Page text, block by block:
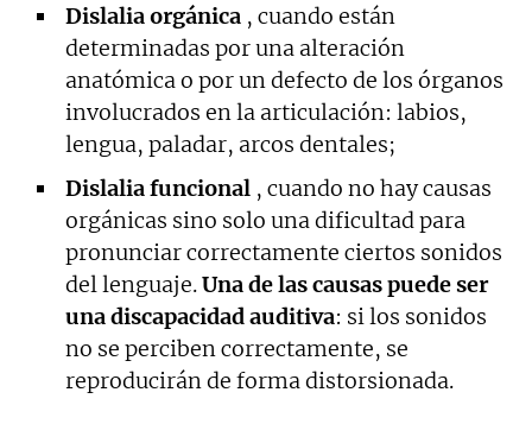
Dislalia orgánica , cuando están
determinadas por una alteración
anatómica o por un defecto de los órganos
involucrados en la articulación: labios,
lengua, paladar, arcos dentales;
Dislalia funcional , cuando no hay causas
orgánicas sino solo una dificultad para
pronunciar correctamente ciertos sonidos
del lenguaje.Una de las causas puede ser
una discapacidad auditiva: si los sonidos
no se perciben correctamente, se
reproducirán de forma distorsionada.